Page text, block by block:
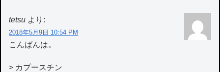
tetsu より:
2018年5月9日 10:54 PM
こんばんは。
> カプースチン